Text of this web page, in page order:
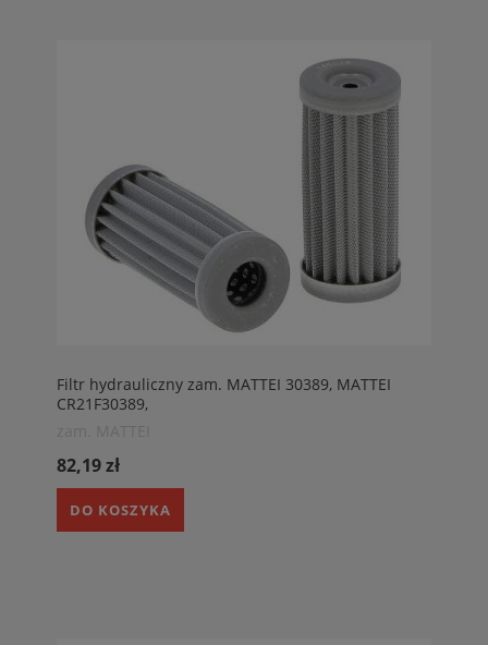
Filtr hydrauliczny zam. MATTEI 30389, MATTEI
CR21F30389,
82,19 zł
DO KOSZYKA